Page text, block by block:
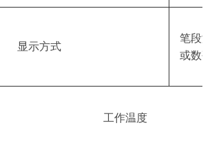
显示方式
或数
工作温度